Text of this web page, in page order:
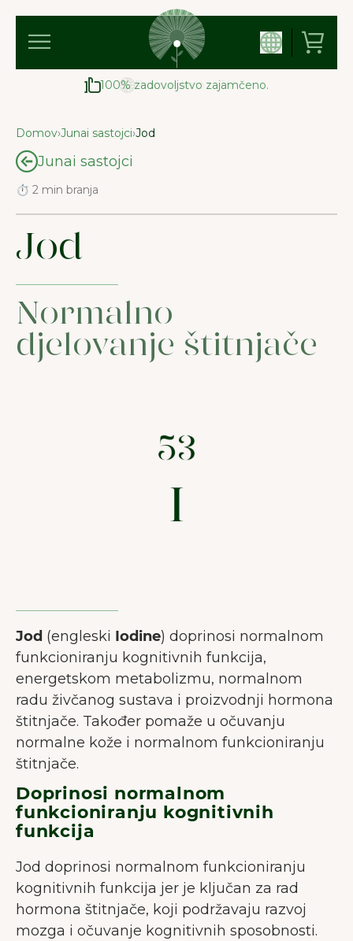
100% zadovoljstvo zajamčeno.
Domov›Junai sastojci›Jod
Junai sastojci
⏱ 2 min branja
Jod
Normalno
djelovanje štitnjače
Jod (engleski Iodine) doprinosi normalnom
funkcioniranju kognitivnih funkcija,
energetskom metabolizmu, normalnom
radu živčanog sustava i proizvodnji hormona
štitnjače. Također pomaže u očuvanju
normalne kože i normalnom funkcioniranju
štitnjače.
Doprinosi normalnom
funkcioniranju kognitivnih
funkcija
Jod doprinosi normalnom funkcioniranju
kognitivnih funkcija jer je ključan za rad
hormona štitnjače, koji podržavaju razvoj
mozga i očuvanje kognitivnih sposobnosti.